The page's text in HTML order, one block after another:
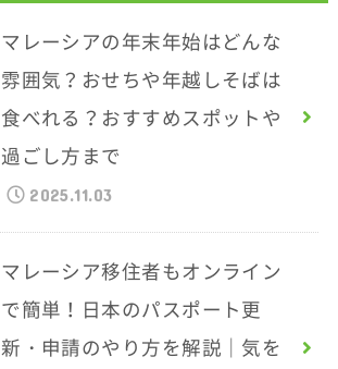
マレーシアの年末年始はどんな
雰囲気？おせちや年越しそばは
食べれる？おすすめスポットや
過ごし方まで
2025.11.03
マレーシア移住者もオンライン
で簡単！日本のパスポート更
新・申請のやり方を解説｜気を